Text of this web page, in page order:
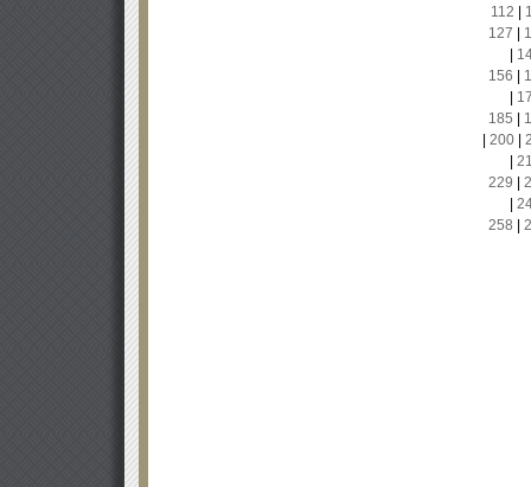
112
127
156
185
200|
229
258